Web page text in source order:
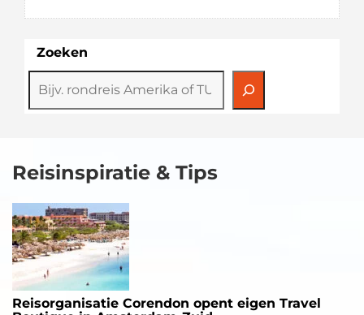
Zoeken
Reisinspiratie & Tips
Reisorganisatie Corendon opent eigen Travel